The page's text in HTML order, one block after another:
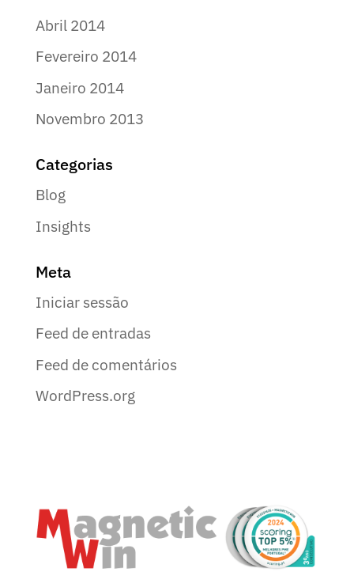
Abril 2014
Fevereiro 2014
Janeiro 2014
Novembro 2013
Categorias
Blog
Insights
Meta
Iniciar sessão
Feed de entradas
Feed de comentários
WordPress.org